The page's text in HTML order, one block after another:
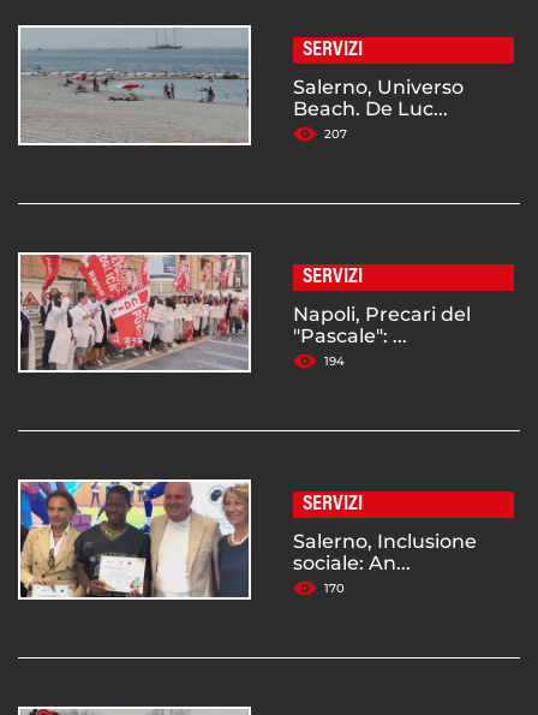
SERVIZI
Salerno, Universo
Beach. De Luc...
207
SERVIZI
Napoli, Precari del
"Pascale": ...
194
SERVIZI
Salerno, Inclusione
sociale: An...
170